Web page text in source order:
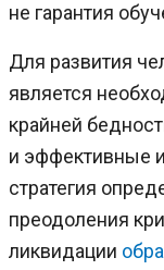
не гарантия
Для развития
является
крайней
и эффективные
стратегия
преодоления
ликвидации